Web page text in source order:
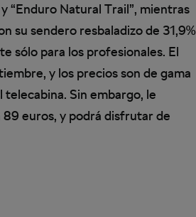
“Enduro Natural Trail”, mientras
su sendero resbaladizo de 31,9%
sólo para los profesionales. El
y los precios son de gama
telecabina. Sin embargo, le
89 euros, y podrá disfrutar de